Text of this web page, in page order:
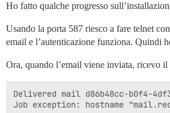
Ho fatto qualche progresso
Usando la porta 587 riesco a fare telnet
email e l’autenticazione funziona. Quindi
Ora, quando l’email viene inviata, ricevo il
Delivered mail d86b48cc-b0f4-